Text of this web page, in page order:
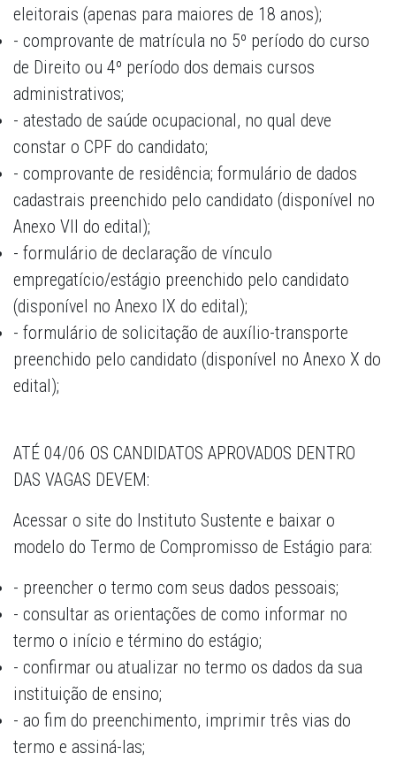
eleitorais (apenas para maiores de 18 anos);
- comprovante de matrícula no 5º período do curso
de Direito ou 4º período dos demais cursos
administrativos;
- atestado de saúde ocupacional, no qual deve
constar o CPF do candidato;
- comprovante de residência; formulário de dados
cadastrais preenchido pelo candidato (disponível no
Anexo VII do edital);
- formulário de declaração de vínculo
empregatício/estágio preenchido pelo candidato
(disponível no Anexo IX do edital);
- formulário de solicitação de auxílio-transporte
preenchido pelo candidato (disponível no Anexo X do
edital);
ATÉ 04/06 OS CANDIDATOS APROVADOS DENTRO
DAS VAGAS DEVEM:
Acessar o site do Instituto Sustente e baixar o
modelo do Termo de Compromisso de Estágio para:
- preencher o termo com seus dados pessoais;
- consultar as orientações de como informar no
termo o início e término do estágio;
- confirmar ou atualizar no termo os dados da sua
instituição de ensino;
- ao fim do preenchimento, imprimir três vias do
termo e assiná-las;